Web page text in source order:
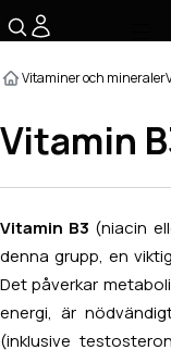
Vitaminer och mineraler
Vitamin
Vitamin B3 (niacin
denna grupp, en
Det påverkar
energi, är
(inklusive